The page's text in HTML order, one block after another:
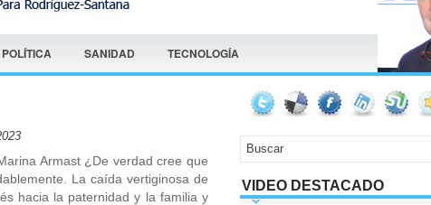
POLÍTICA SANIDAD TECNOLOGÍA
Armast ¿De verdad cree que
La caída vertiginosa de
hacia la paternidad y la familia y
VIDEO DESTACADO